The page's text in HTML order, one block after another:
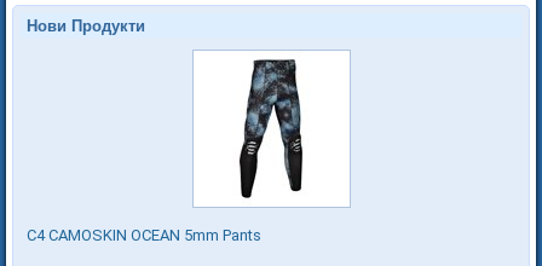
Нови Продукти
C4 CAMOSKIN OCEAN 5mm Pants